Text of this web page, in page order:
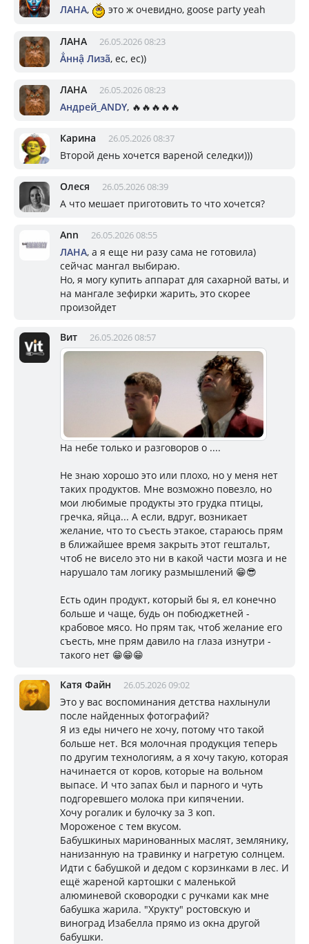
ЛАНА, это ж очевидно, goose party yeah
ЛАНА 26.05.2026 08:23
Ẳннậ Лизã, ес, ес))
ЛАНА 26.05.2026 08:23
Андрей_ANDY, 🔥🔥🔥🔥🔥
Карина 26.05.2026 08:37
Второй день хочется вареной селедки)))
Олеся 26.05.2026 08:39
А что мешает приготовить то что хочется?
Ann 26.05.2026 08:55
ЛАНА, а я еще ни разу сама не готовила)
сейчас мангал выбираю.
Но, я могу купить аппарат для сахарной ваты, и
на мангале зефирки жарить, это скорее
произойдет
Вит 26.05.2026 08:57
На небе только и разговоров о ....
Не знаю хорошо это или плохо, но у меня нет
таких продуктов. Мне возможно повезло, но
мои любимые продукты это грудка птицы,
гречка, яйца... А если, вдруг, возникает
желание, что то съесть этакое, стараюсь прям
в ближайшее время закрыть этот гештальт,
чтоб не висело это ни в какой части мозга и не
нарушало там логику размышлений 😁😎
Есть один продукт, который бы я, ел конечно
больше и чаще, будь он побюджетней -
крабовое мясо. Но прям так, чтоб желание его
съесть, мне прям давило на глаза изнутри -
такого нет 😁😁😁
Катя Файн 26.05.2026 09:02
Это у вас воспоминания детства нахлынули
после найденных фотографий?
Я из еды ничего не хочу, потому что такой
больше нет. Вся молочная продукция теперь
по другим технологиям, а я хочу такую, которая
начинается от коров, которые на вольном
выпасе. И что запах был и парного и чуть
подгоревшего молока при кипячении.
Хочу рогалик и булочку за 3 коп.
Мороженое с тем вкусом.
Бабушкиных маринованных маслят, землянику,
нанизанную на травинку и нагретую солнцем.
Идти с бабушкой и дедом с корзинками в лес. И
ещё жареной картошки с маленькой
алюминевой сковородки с ручками как мне
бабушка жарила. "Хрукту" ростовскую и
виноград Изабелла прямо из окна другой
бабушки.